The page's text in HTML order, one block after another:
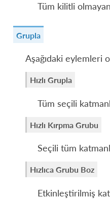
Tüm kilitli
Grupla
Aşağıdaki eylemleri
Hızlı Grupla
Tüm seçili
Hızlı Kırpma Grubu
Seçili tüm
Hızlıca Grubu Boz
Etkinleştirilmiş